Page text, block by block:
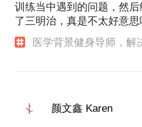
训练当中遇到的问题，然
了三明治，真是不太好意
医学背景健身导师，解
颜文鑫 Karen